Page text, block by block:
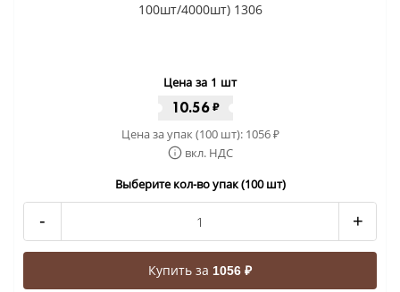
100шт/4000шт) 1306
Цена за 1 шт
10.56₽
Цена за упак (100 шт): 1056₽
вкл. НДС
Выберите кол-во упак (100 шт)
- +
Купить за 1056 ₽